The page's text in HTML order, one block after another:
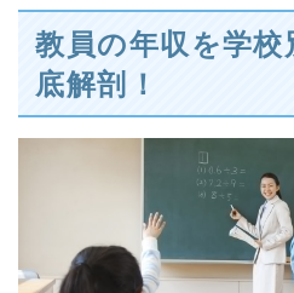
教員の年収を学
底解剖！